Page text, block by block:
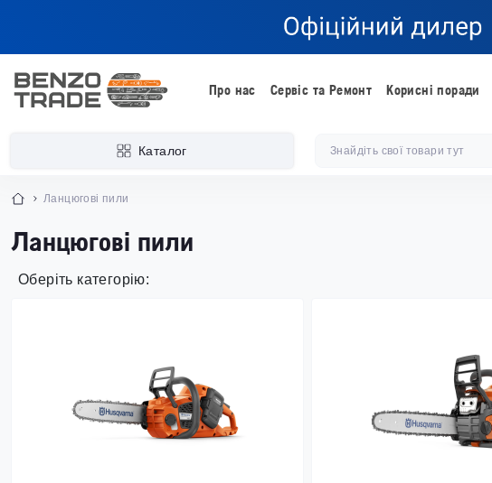
Про нас Сервіс та Ремонт Корисні поради
Каталог
Ланцюгові пили
Ланцюгові пили
Оберіть категорію: